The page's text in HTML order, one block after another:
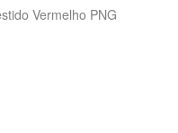
Vermelho PNG